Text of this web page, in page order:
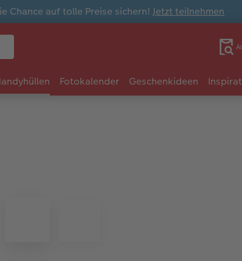
Chance auf tolle Preise sichern!Jetzt teilnehmen
Fotokalender Geschenkideen